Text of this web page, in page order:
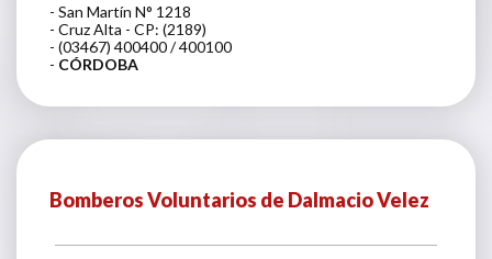
- San Martín N° 1218
- Cruz Alta - CP: (2189)
- (03467) 400400 / 400100
- CÓRDOBA
Bomberos Voluntarios de Dalmacio Velez